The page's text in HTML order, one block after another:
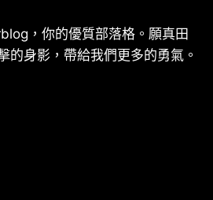
，你的優質部落格。願真田
的身影，帶給我們更多的勇氣。